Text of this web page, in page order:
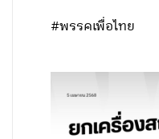
#พรรคเพื่อไทย